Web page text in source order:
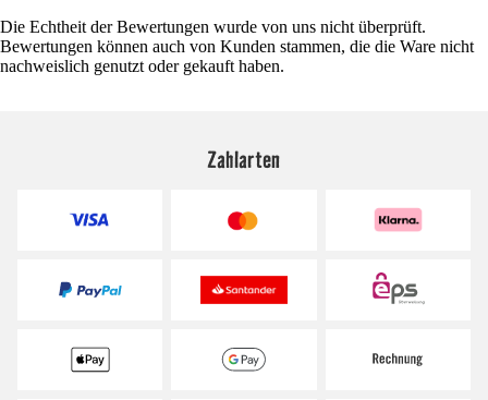
Die Echtheit der Bewertungen wurde von uns nicht überprüft.
Bewertungen können auch von Kunden stammen, die die Ware nicht
nachweislich genutzt oder gekauft haben.
Zahlarten